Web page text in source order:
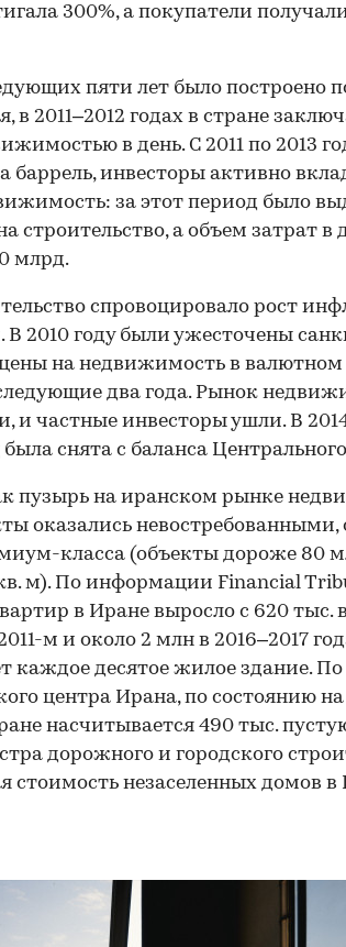
300%, а покупатели
пяти лет было построено
в 2011–2012 годах в стране
в день. С 2011 по 2013
баррель, инвесторы активно
за этот период было
строительство, а объем затрат в
млрд.
спровоцировало рост
В 2010 году были ужесточены
цены на недвижимость в валютном
два года. Рынок
и частные инвесторы ушли. В
снята с баланса
пузырь на иранском рынке
оказались невостребованными,
класса (объекты дороже 80
кв. м). По информации Financial
в Иране выросло с 620 тыс.
м и около 2 млн в 2016–2017
каждое десятое жилое здание.
центра Ирана, по состоянию
насчитывается 490 тыс.
дорожного и городского
стоимость незаселенных домов в